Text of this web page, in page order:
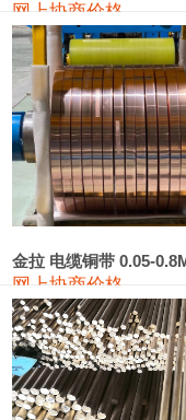
漆包线
磷铜合金
无氧铜丝(硬)
R410A专用紫铜管
铸造铝合金锭(A380）
铝合金ADC12
铸造铝合金锭(ZL102)
网上协商价格
金拉 电缆铜带 0.05-
网上协商价格